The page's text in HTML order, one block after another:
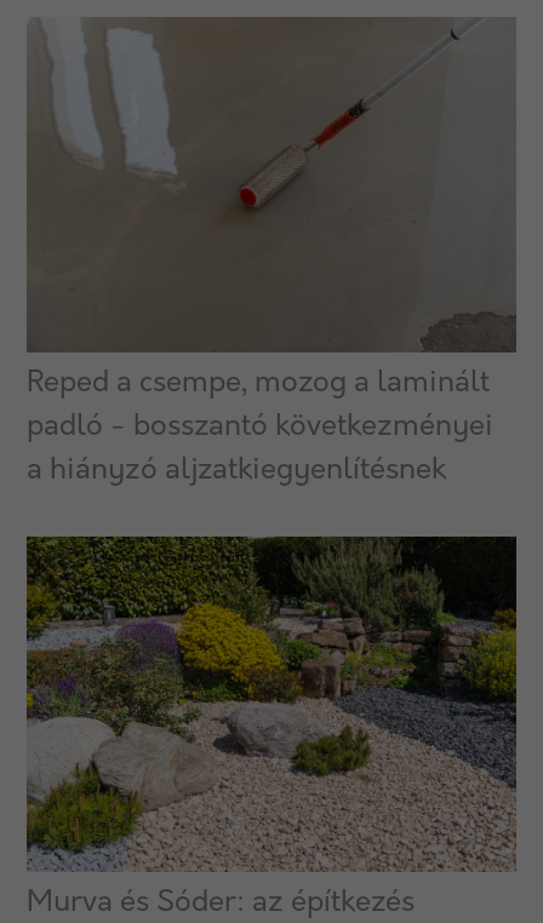
Reped a csempe, mozog a laminált
padló - bosszantó következményei
a hiányzó aljzatkiegyenlítésnek
Murva és Sóder: az építkezés